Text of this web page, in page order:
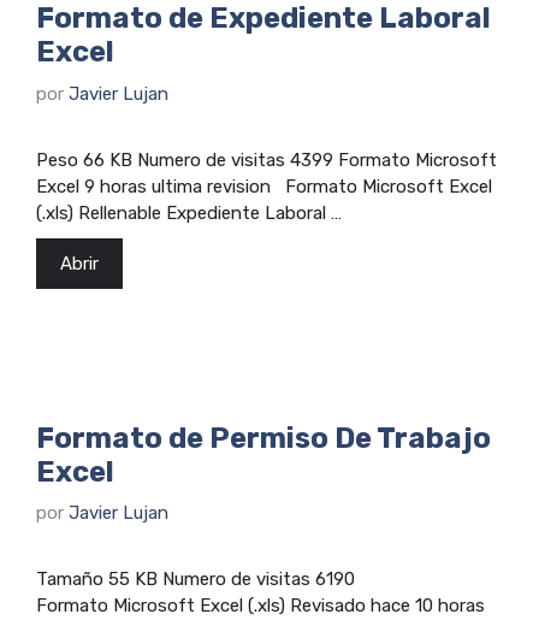
Formato de Expediente Laboral
Excel
por Javier Lujan
Peso 66 KB Numero de visitas 4399 Formato Microsoft
Excel 9 horas ultima revision Formato Microsoft Excel
(.xls) Rellenable Expediente Laboral …
Abrir
Formato de Permiso De Trabajo
Excel
por Javier Lujan
Tamaño 55 KB Numero de visitas 6190
Formato Microsoft Excel (.xls) Revisado hace 10 horas